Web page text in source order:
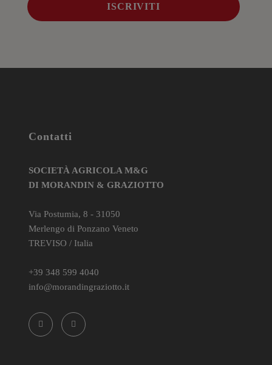
Contatti
SOCIETÀ AGRICOLA M&G
DI MORANDIN & GRAZIOTTO
Via Postumia, 8 - 31050
Merlengo di Ponzano Veneto
TREVISO / Italia
+39 348 599 4040
info@morandingraziotto.it